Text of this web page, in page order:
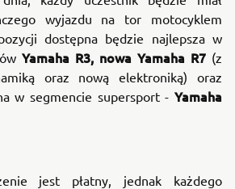
wyjazdu na tor motocyklem
dostępna będzie najlepsza w
Yamaha R3, nowa Yamaha R7 (z
oraz nową elektroniką) oraz
w segmencie supersport - Yamaha
jest płatny, jednak każdego